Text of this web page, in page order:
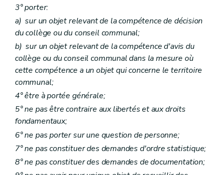
Art.L2212-29
Art. L2212-30
Art. L2212-31
Sous-section 4 Attributions du conseil provincial
Art. L2212-32
Art. L2212-33
Art. L2212-34
Art. L2212-36
Art. L2212-37
Art. L2212-38
Section 3
Sous-section première Les groupes politiques - Le pacte de majorité Le mode de désignation et le statut des membres du collège provincial
Art. L2212-39
Art. L2212-40
Art. L2212-41
Art. L2212-42
3° porter:
a) sur un objet relevant de la compétence de décision
du collège ou du conseil communal;
b) sur un objet relevant de la compétence d'avis du
collège ou du conseil communal dans la mesure où
cette compétence a un objet qui concerne le territoire
communal;
4° être à portée générale;
5° ne pas être contraire aux libertés et aux droits
fondamentaux;
6° ne pas porter sur une question de personne;
7° ne pas constituer des demandes d'ordre statistique;
8° ne pas constituer des demandes de documentation;